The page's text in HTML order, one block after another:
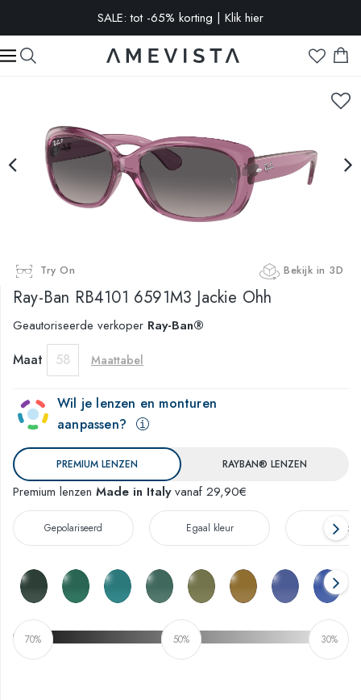
SALE: tot -65% korting | Klik hier
-10% extra op alle brillen met glazen op sterkte | Code:
VISION10
Try On Bekijk in 3D
Ray-Ban RB4101 6591M3 Jackie Ohh
Geautoriseerde verkoper Ray-Ban®
Maat 58 Maattabel
Wil je lenzen en monturen
aanpassen?
PREMIUM LENZEN RAYBAN® LENZEN
Premium lenzen Made in Italyvanaf 29,90€
Gepolariseerd Egaal kleur Verloop
70% 50% 30%